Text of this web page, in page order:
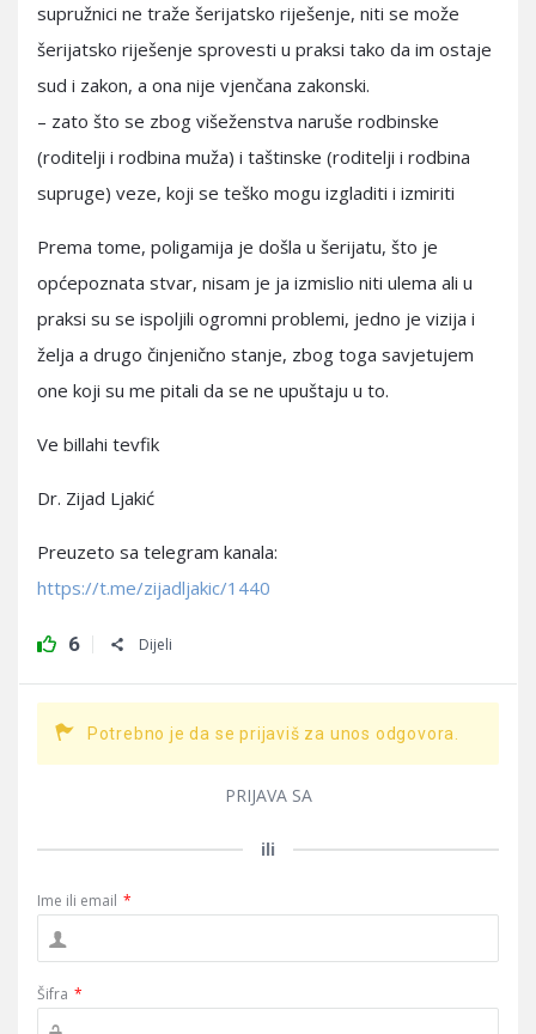
supružnici ne traže šerijatsko riješenje, niti se može
šerijatsko riješenje sprovesti u praksi tako da im ostaje
sud i zakon, a ona nije vjenčana zakonski.
– zato što se zbog višeženstva naruše rodbinske
(roditelji i rodbina muža) i taštinske (roditelji i rodbina
supruge) veze, koji se teško mogu izgladiti i izmiriti
Prema tome, poligamija je došla u šerijatu, što je
općepoznata stvar, nisam je ja izmislio niti ulema ali u
praksi su se ispoljili ogromni problemi, jedno je vizija i
želja a drugo činjenično stanje, zbog toga savjetujem
one koji su me pitali da se ne upuštaju u to.
Ve billahi tevfik
Dr. Zijad Ljakić
Preuzeto sa telegram kanala:
https://t.me/zijadljakic/1440
6 Dijeli
Potrebno je da se prijaviš za unos odgovora.
PRIJAVA SA
ili
Ime ili email *
Šifra *